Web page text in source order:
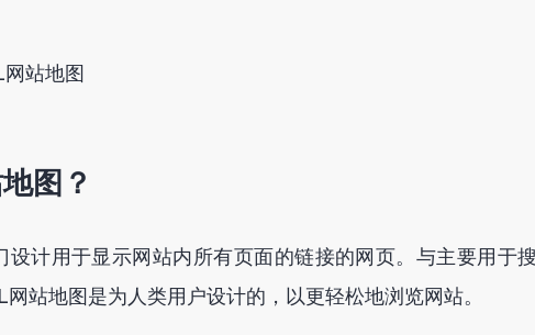
站地图
图？
计用于显示网站内所有页面的链接的网页。与主要用于
站地图是为人类用户设计的，以更轻松地浏览网站。